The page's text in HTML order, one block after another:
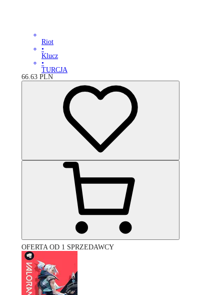
Riot
•
Klucz
•
TURCJA
66.63 PLN
OFERTA OD 1 SPRZEDAWCY